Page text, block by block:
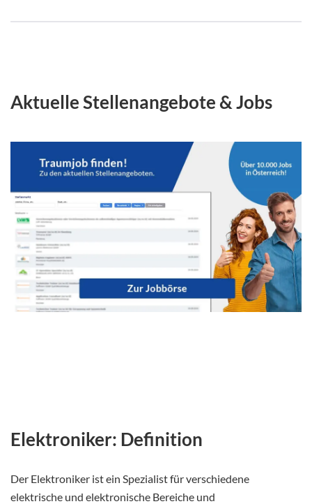
Aktuelle Stellenangebote & Jobs
Elektroniker: Definition
Der Elektroniker ist ein Spezialist für verschiedene
elektrische und elektronische Bereiche und